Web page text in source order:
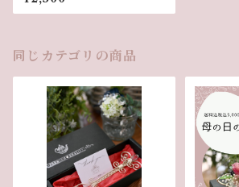
同じカテゴリの商品